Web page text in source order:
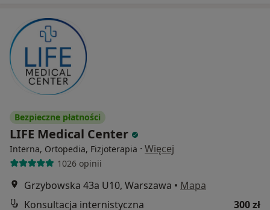
Bezpieczne płatności
LIFE Medical Center
Interna, Ortopedia, Fizjoterapia · Więcej
1026 opinii
Grzybowska 43a U10, Warszawa • Mapa
Konsultacja internistyczna
300 zł